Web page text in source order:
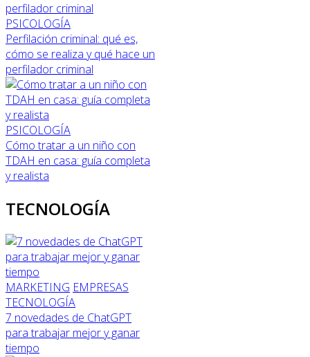
PSICOLOGÍA
Perfilación criminal: qué es,
cómo se realiza y qué hace un
perfilador criminal
PSICOLOGÍA
Cómo tratar a un niño con
TDAH en casa: guía completa
y realista
TECNOLOGÍA
MARKETING EMPRESAS
TECNOLOGÍA
7 novedades de ChatGPT
para trabajar mejor y ganar
tiempo